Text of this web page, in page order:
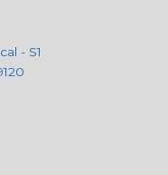
- S1